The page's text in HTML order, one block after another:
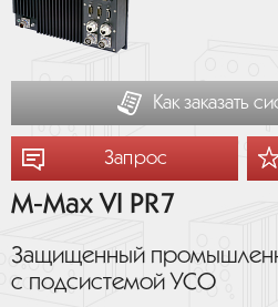
Как заказать
Запрос
M-Max VI PR7
Защищенный
с подсистемой УСО